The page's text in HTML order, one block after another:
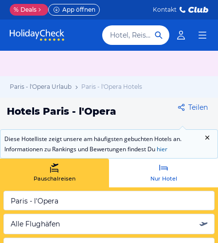
% Deals App öffnen Kontakt
Hotel, Reiseziel
Paris - l'Opera Urlaub Paris - l'Opera Hotels
Hotels Paris - l'Opera Teilen
Diese Hotelliste zeigt unsere am häufigsten gebuchten Hotels an.
Informationen zu Rankings und Bewertungen findest Du hier
Pauschalreisen Nur Hotel
Paris - l'Opera
Alle Flughäfen